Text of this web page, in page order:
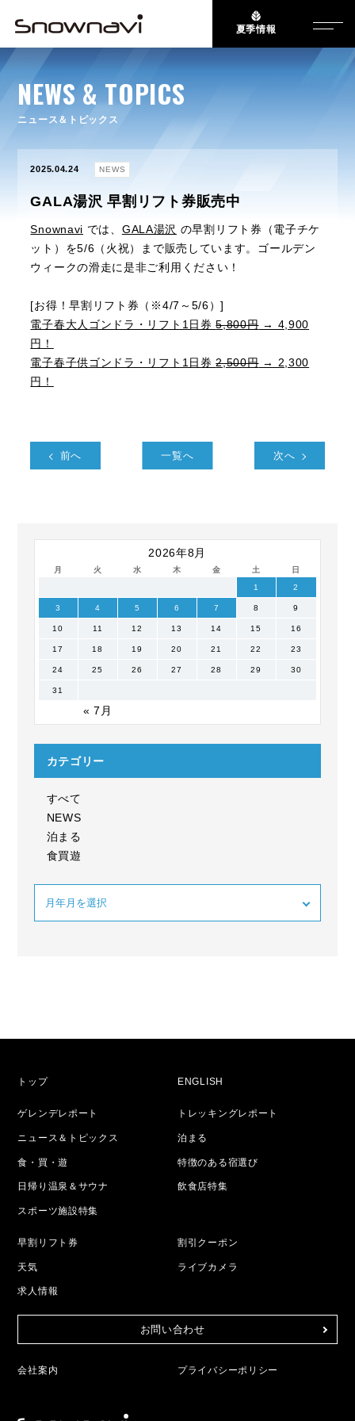
夏季情報
NEWS & TOPICS
ニュース＆トピックス
2025.04.24 NEWS
GALA湯沢 早割リフト券販売中
Snownavi では、 GALA湯沢 の早割リフト券（電子チケ
ット）を5/6（火祝）まで販売しています。ゴールデン
ウィークの滑走に是非ご利用ください！
[お得！早割リフト券（※4/7～5/6）]
電子春大人ゴンドラ・リフト1日券5,800円→ 4,900
円！
電子春子供ゴンドラ・リフト1日券2,500円→ 2,300
円！
前へ 一覧へ 次へ
2026年8月
月 火 水 木 金 土 日
« 7月
1 2
3 4 5 6 7 8 9
10 11 12 13 14 15 16
17 18 19 20 21 22 23
24 25 26 27 28 29 30
31
カテゴリー
すべて
NEWS
泊まる
食買遊
トップ ENGLISH
ゲレンデレポート トレッキングレポート
ニュース＆トピックス 泊まる
食・買・遊 特徴のある宿選び
日帰り温泉＆サウナ 飲食店特集
スポーツ施設特集
早割リフト券 割引クーポン
天気 ライブカメラ
求人情報
お問い合わせ
会社案内 プライバシーポリシー